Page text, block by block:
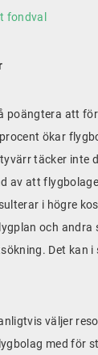
fondval
poängtera att
ökar
täcker inte
av att
i högre
och andra
Det kan i
väljer
med för